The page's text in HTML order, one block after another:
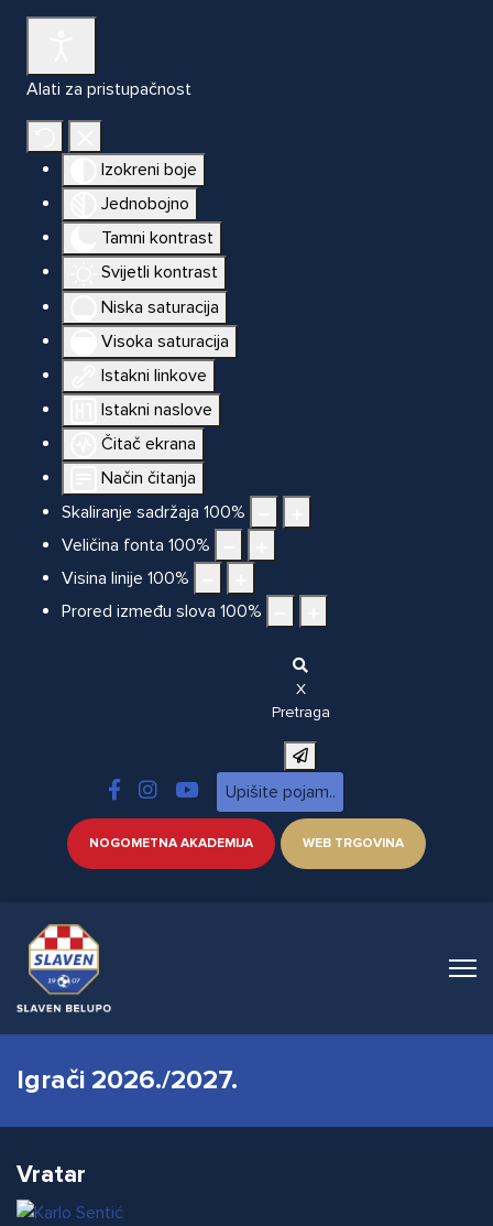
Alati za pristupačnost
Izokreni boje
Jednobojno
Tamni kontrast
Svijetli kontrast
Niska saturacija
Visoka saturacija
Istakni linkove
Istakni naslove
Čitač ekrana
Način čitanja
Skaliranje sadržaja 100%
Veličina fonta 100%
Visina linije 100%
Prored između slova 100%
X
Pretraga
NOGOMETNA AKADEMIJA WEB TRGOVINA
Igrači 2026./2027.
Vratar